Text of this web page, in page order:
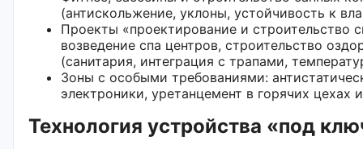
(антискольжение, уклоны, устойчивость к
Проекты «проектирование и строительство
возведение спа центров, строительство
(санитария, интеграция с трапами,
Зоны с особыми требованиями:
электроники, уретанцемент в горячих цехах
Технология устройства «под